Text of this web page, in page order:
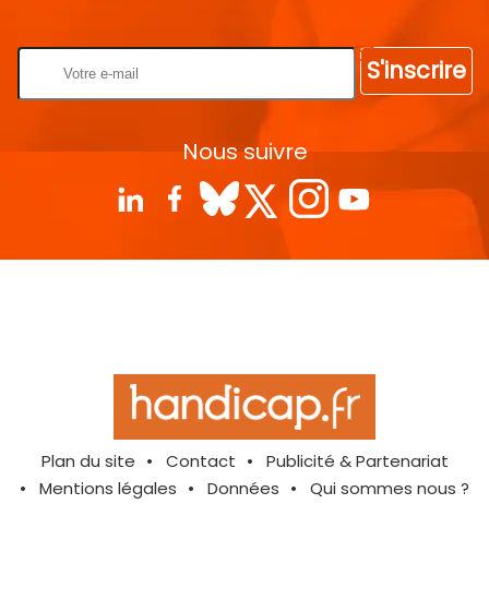
S'inscrire
Nous suivre
Plan du site Contact
Publicité & Partenariat
Mentions légales
Données Qui sommes nous ?